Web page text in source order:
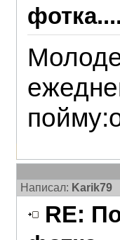
фотка....
Написал: Karik79
RE: